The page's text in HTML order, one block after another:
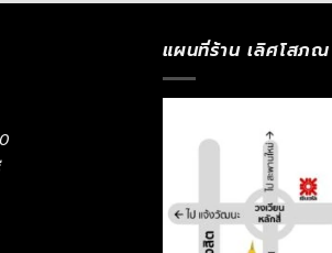
แผนที่ร้าน เลิศโสภ